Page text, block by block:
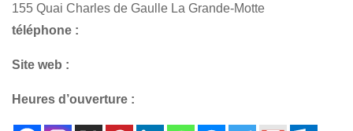
155 Quai Charles de Gaulle La Grande-Motte
téléphone :
Site web :
Heures d’ouverture :